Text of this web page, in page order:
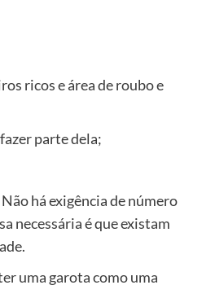
ricos e área de roubo e
parte dela;
há exigência de número
necessária é que existam
uma garota como uma